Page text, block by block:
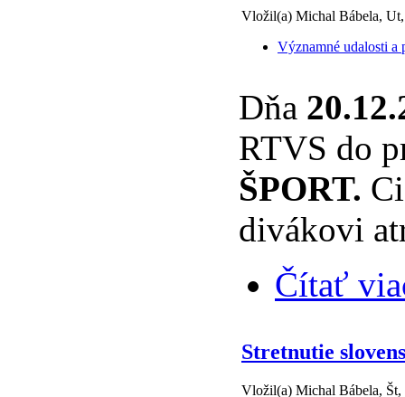
Vložil(a) Michal Bábela,
Významné udalosti a
Dňa
RTVS do
ŠPORT.
divákovi
Čítať
Stretnutie
Vložil(a) Michal Bábela, Št,